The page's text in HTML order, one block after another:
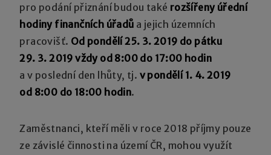
pro podání přiznání budou také rozšířeny úřední
hodiny finančních úřadů a jejich územních
pracovišť. Od pondělí 25. 3. 2019 do pátku
29. 3. 2019 vždy od 8:00 do 17:00 hodin
a v poslední den lhůty, tj. v pondělí 1. 4. 2019
od 8:00 do 18:00 hodin.
Zaměstnanci, kteří měli v roce 2018 příjmy pouze
ze závislé činnosti na území ČR, mohou využít